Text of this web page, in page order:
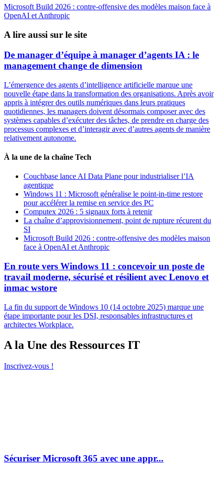
Microsoft Build 2026 : contre-offensive des modèles maison face à
OpenAI et Anthropic
A lire aussi sur le site
De manager d’équipe à manager d’agents IA : le
management change de dimension
L’émergence des agents d’intelligence artificielle marque une
nouvelle étape dans la transformation des organisations. Après avoir
appris à intégrer des outils numériques dans leurs pratiques
quotidiennes, les managers doivent désormais composer avec des
systèmes capables d’exécuter des tâches, de prendre en charge des
processus complexes et d’interagir avec d’autres agents de manière
relativement autonome.
À la une de la chaîne Tech
Couchbase lance AI Data Plane pour industrialiser l’IA
agentique
Windows 11 : Microsoft généralise le point-in-time restore
pour accélérer la remise en service des PC
Computex 2026 : 5 signaux forts à retenir
La chaîne d’approvisionnement, point de rupture récurent du
SI
Microsoft Build 2026 : contre-offensive des modèles maison
face à OpenAI et Anthropic
En route vers Windows 11 : concevoir un poste de
travail moderne, sécurisé et résilient avec Lenovo et
inmac wstore
La fin du support de Windows 10 (14 octobre 2025) marque une
étape importante pour les DSI, responsables infrastructures et
architectes Workplace.
A la Une des Ressources IT
Inscrivez-vous !
Sécuriser Microsoft 365 avec une appr...